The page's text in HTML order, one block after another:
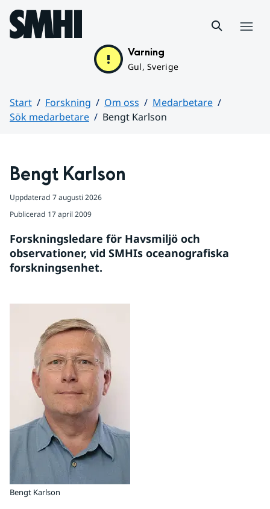
Hoppa till sidans innehåll
Varning
Gul, Sverige
Start Forskning Om oss
Medarbetare
Sök medarbetare
Bengt Karlson
Bengt Karlson
Uppdaterad 7 augusti 2026
Publicerad 17 april 2009
Forskningsledare för Havsmiljö och
observationer, vid SMHIs oceanografiska
forskningsenhet.
Bengt Karlson